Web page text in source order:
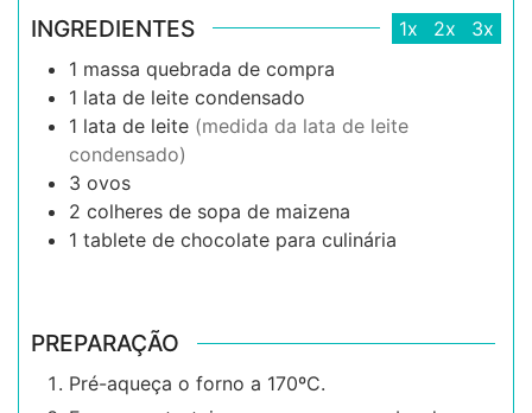
INGREDIENTES 1x 2x
3x
1 massa quebrada de compra
1 lata de leite condensado
1 lata de leite (medida da lata de leite
condensado)
3 ovos
2 colheres de sopa de maizena
1 tablete de chocolate para culinária
PREPARAÇÃO
Pré-aqueça o forno a 170ºC.